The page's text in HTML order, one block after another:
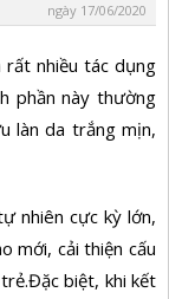
ngày 17/06/2020
nhiều tác dụng
phần này thường
làn da trắng mịn,
nhiên cực kỳ lớn,
mới, cải thiện cấu
biệt, khi kết